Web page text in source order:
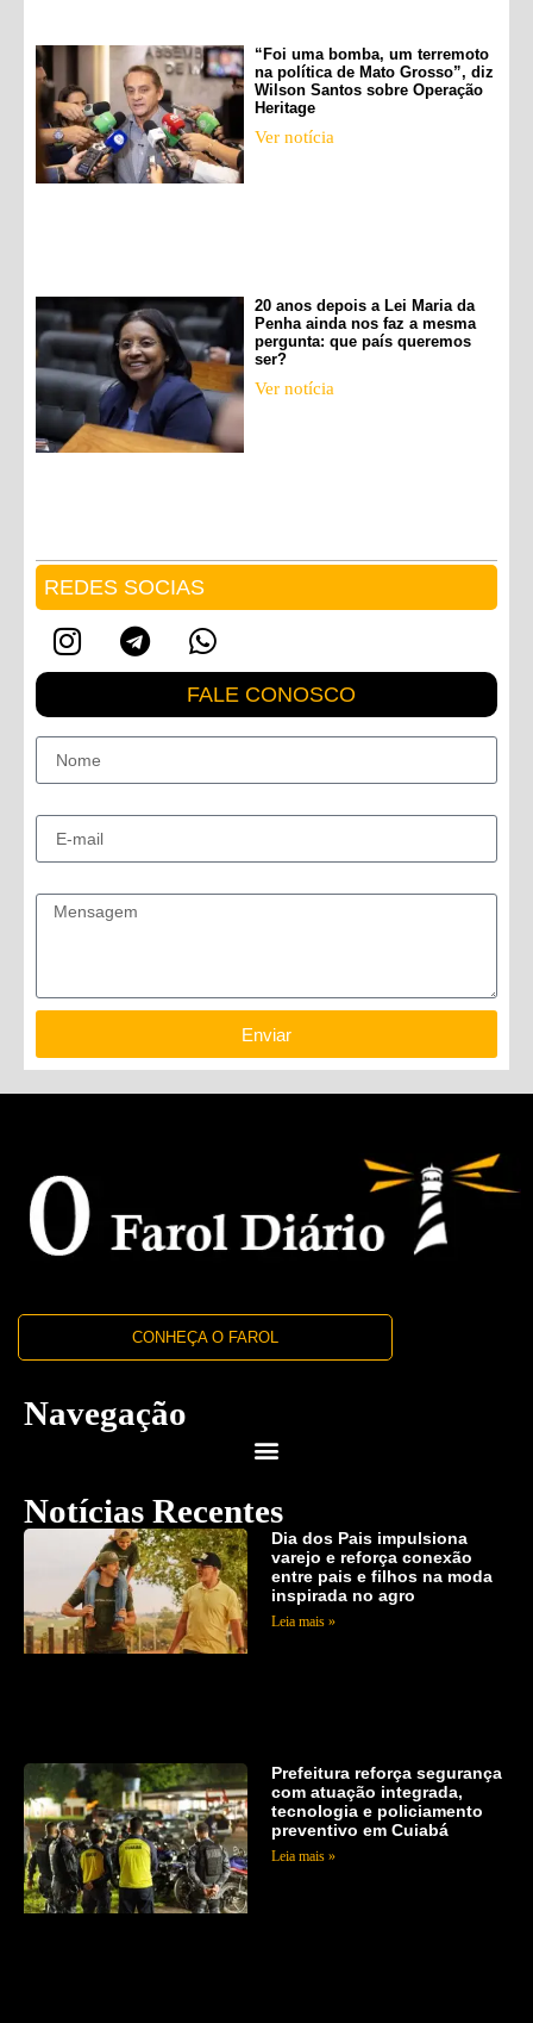
“Foi uma bomba, um terremoto
na política de Mato Grosso”, diz
Wilson Santos sobre Operação
Heritage
Ver notícia
20 anos depois a Lei Maria da
Penha ainda nos faz a mesma
pergunta: que país queremos
ser?
Ver notícia
REDES SOCIAS
FALE CONOSCO
Enviar
CONHEÇA O FAROL
Navegação
Notícias Recentes
Dia dos Pais impulsiona
varejo e reforça conexão
entre pais e filhos na moda
inspirada no agro
Leia mais »
Prefeitura reforça segurança
com atuação integrada,
tecnologia e policiamento
preventivo em Cuiabá
Leia mais »